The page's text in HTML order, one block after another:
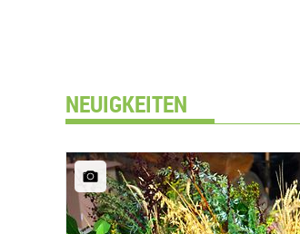
NEUIGKEITEN